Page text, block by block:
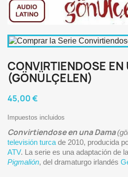
CONVIRTIENDOSE
(GÖNÜLÇELEN)
45,00 €
Impuestos incluidos
Convirtiendose en una Dama
televisión turca de 2010,​ producida
ATV. La serie es una adaptación de
Pigmalión, del dramaturgo irlandés